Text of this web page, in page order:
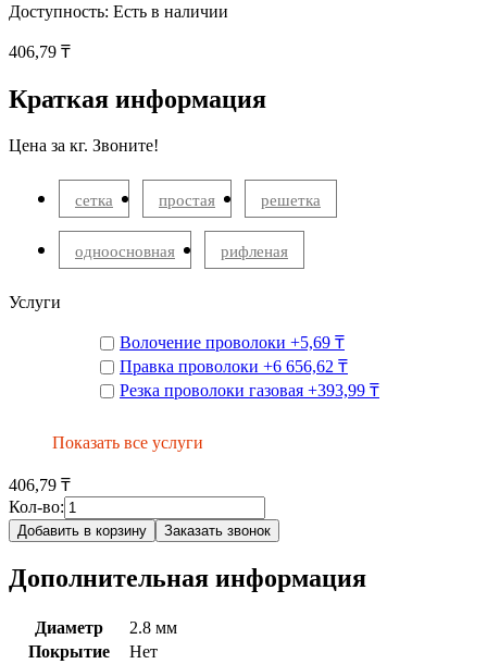
Доступность: Есть в наличии
406,79 ₸
Краткая информация
Цена за кг. Звоните!
cетка простая решетка
одноосновная рифленая
Услуги
Волочение проволоки +5,69 ₸
Правка проволоки +6 656,62 ₸
Резка проволоки газовая +393,99 ₸
Показать все услуги
406,79 ₸
Кол-во:
Добавить в корзину Заказать звонок
Дополнительная информация
Диаметр
2.8 мм
Покрытие
Нет